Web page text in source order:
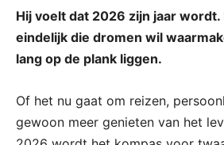
Hij voelt dat 2026 zijn jaar wordt.
eindelijk die dromen wil
lang op de plank liggen.
Of het nu gaat om reizen,
gewoon meer genieten van het